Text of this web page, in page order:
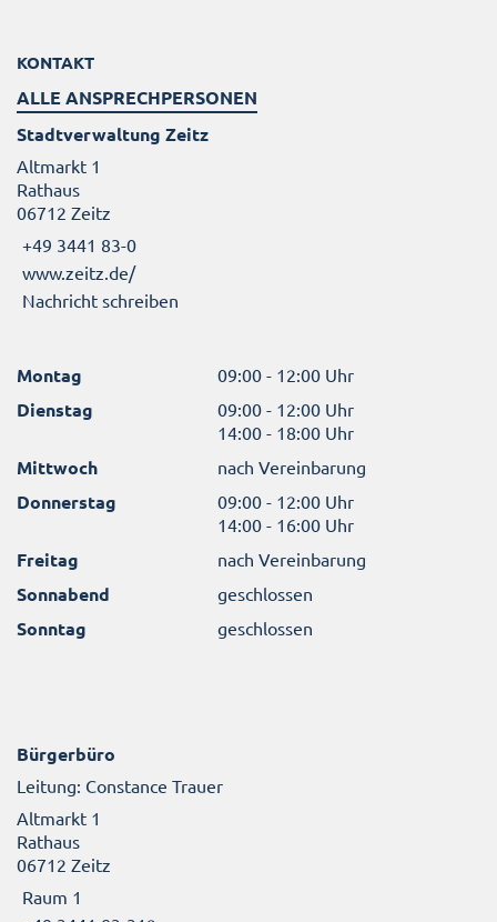
KONTAKT
ALLE ANSPRECHPERSONEN
Stadtverwaltung Zeitz
Altmarkt 1
Rathaus
06712 Zeitz
+49 3441 83-0
www.zeitz.de/
Nachricht schreiben
Montag 09:00 - 12:00 Uhr
Dienstag
09:00 - 12:00 Uhr
14:00 - 18:00 Uhr
Mittwoch nach Vereinbarung
Donnerstag
09:00 - 12:00 Uhr
14:00 - 16:00 Uhr
Freitag nach Vereinbarung
Sonnabend geschlossen
Sonntag geschlossen
Bürgerbüro
Leitung: Constance Trauer
Altmarkt 1
Rathaus
06712 Zeitz
Raum 1